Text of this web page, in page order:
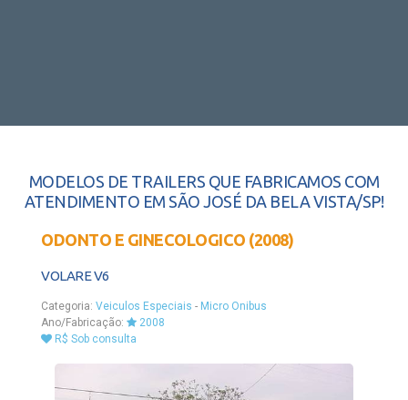
MODELOS DE TRAILERS QUE FABRICAMOS COM
ATENDIMENTO EM SÃO JOSÉ DA BELA VISTA/SP!
ODONTO E GINECOLOGICO (2008)
VOLARE V6
Categoria: Veiculos Especiais - Micro Onibus
Ano/Fabricação:
2008
R$ Sob consulta